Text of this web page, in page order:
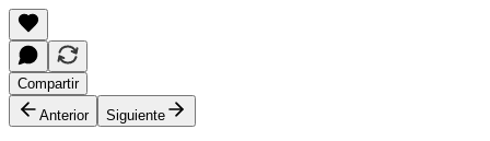
Compartir
Anterior
Siguiente